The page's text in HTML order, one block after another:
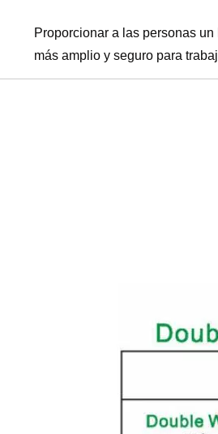
Proporcionar a las personas un
más amplio y seguro para